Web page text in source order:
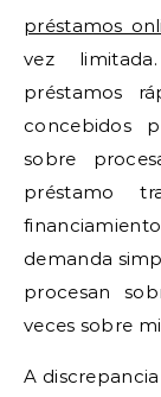
préstamos
vez
préstamos
concebidos
sobre
préstamo
demanda
procesan
veces sobre
A